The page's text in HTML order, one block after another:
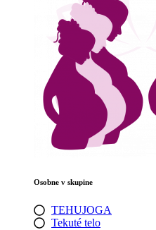
Osobne v skupine
TEHUJOGA
Tekuté telo